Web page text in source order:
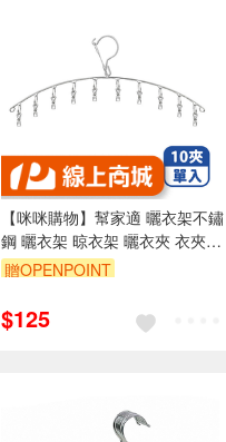
【咪咪購物】幫家適 曬衣架不鏽
鋼 曬衣架 晾衣架 曬衣夾 衣夾
10夾｜單入
贈OPENPOINT
$125